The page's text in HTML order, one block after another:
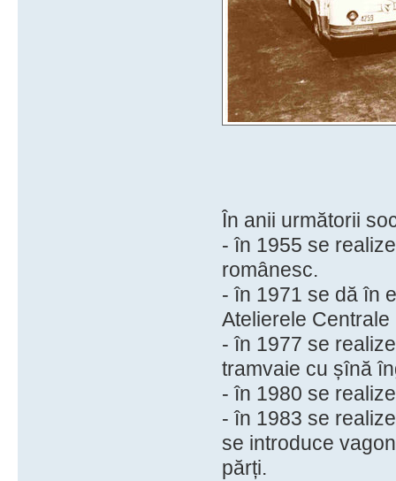
În anii următorii
- în 1955 se
românesc.
- în 1971 se dă în
Atelierele Centrale
- în 1977 se
tramvaie cu șînă
- în 1980 se
- în 1983 se
se introduce
părți.